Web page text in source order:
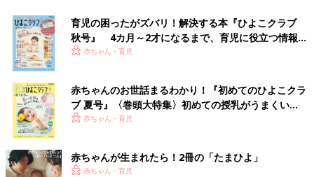
育児の困ったがズバリ！解決する本『ひよこクラブ
秋号』 4カ月～2才になるまで、育児に役立つ情報が
いっぱい！
赤ちゃん・育児
赤ちゃんのお世話まるわかり！『初めてのひよこクラ
ブ 夏号』〈巻頭大特集〉初めての授乳がうまくい
く！ おっぱい・ミルクの基本と夏のトラブル 解決テ
赤ちゃん・育児
赤ちゃんが生まれたら！2冊の「たまひよ」
赤ちゃん・育児